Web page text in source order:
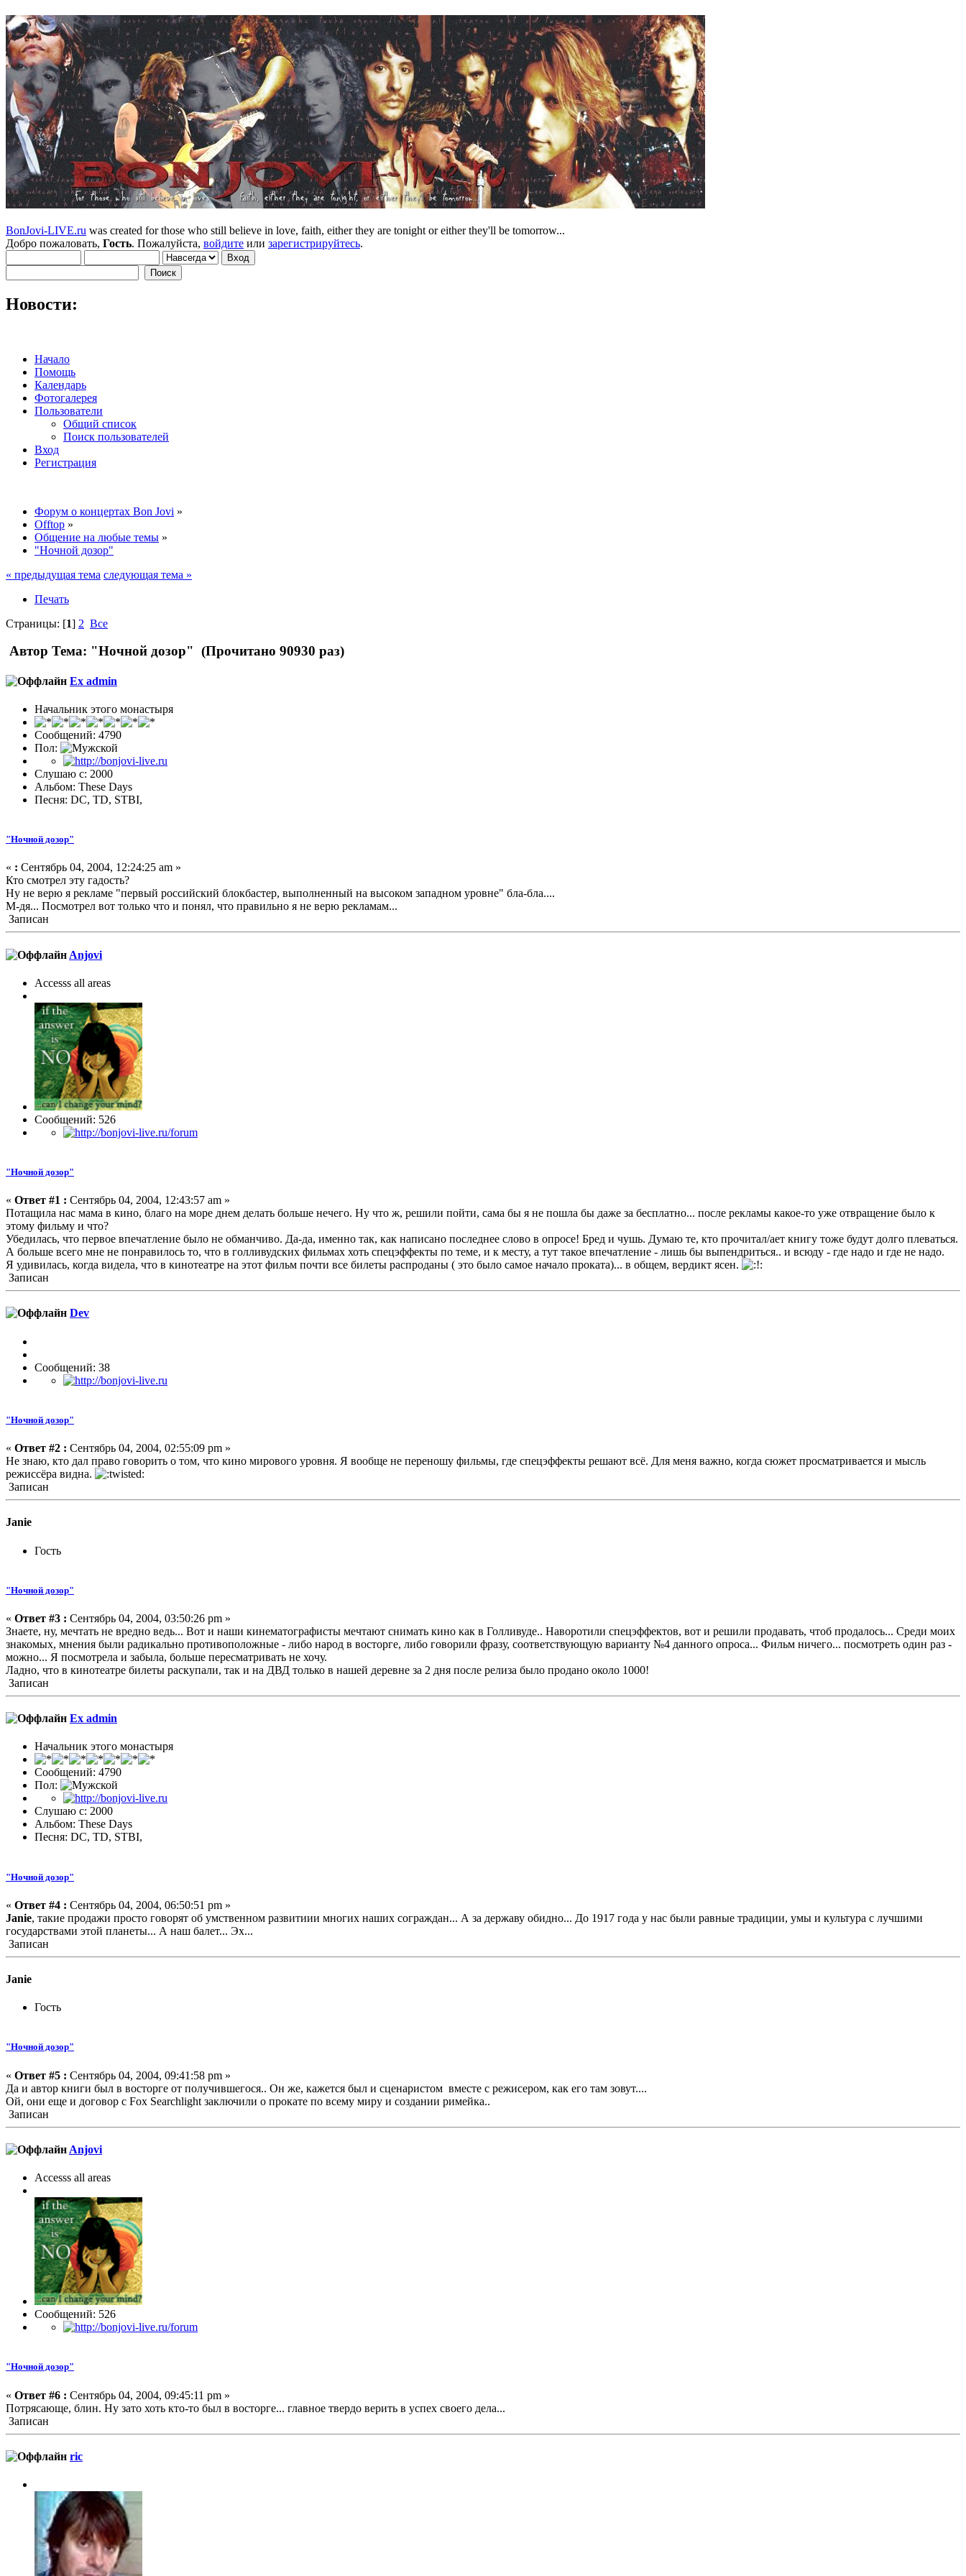
BonJovi-LIVE.ru was created for those who still believe in love, faith, either they are tonight or either they'll be tomorrow...
Добро пожаловать, Гость. Пожалуйста, войдите или зарегистрируйтесь.
Новости:
Начало
Помощь
Календарь
Фотогалерея
Пользователи
Общий список
Поиск пользователей
Вход
Регистрация
Форум о концертах Bon Jovi »
Offtop »
Общение на любые темы »
"Ночной дозор"
« предыдущая тема следующая тема »
Печать
Страницы: [1] 2 Все
Автор Тема: "Ночной дозор" (Прочитано 90930 раз)
Ex admin
Начальник этого монастыря
Сообщений: 4790
Пол:
Слушаю с: 2000
Альбом: These Days
Песня: DC, TD, STBI,
"Ночной дозор"
« : Сентябрь 04, 2004, 12:24:25 am »
Кто смотрел эту гадость?
Ну не верю я рекламе "первый российский блокбастер, выполненный на высоком западном уровне" бла-бла....
М-дя... Посмотрел вот только что и понял, что правильно я не верю рекламам...
Записан
Anjovi
Accesss all areas
Сообщений: 526
"Ночной дозор"
« Ответ #1 : Сентябрь 04, 2004, 12:43:57 am »
Потащила нас мама в кино, благо на море днем делать больше нечего. Ну что ж, решили пойти, сама бы я не пошла бы даже за бесплатно... после рекламы какое-то уже отвращение было к
этому фильму и что?
Убедилась, что первое впечатление было не обманчиво. Да-да, именно так, как написано последнее слово в опросе! Бред и чушь. Думаю те, кто прочитал/ает книгу тоже будут долго плеваться.
А больше всего мне не понравилось то, что в голливудских фильмах хоть спецэффекты по теме, и к месту, а тут такое впечатление - лишь бы выпендриться.. и всюду - где надо и где не надо.
Я удивилась, когда видела, что в кинотеатре на этот фильм почти все билеты распроданы ( это было самое начало проката)... в общем, вердикт ясен.
Записан
Dev
Сообщений: 38
"Ночной дозор"
« Ответ #2 : Сентябрь 04, 2004, 02:55:09 pm »
Не знаю, кто дал право говорить о том, что кино мирового уровня. Я вообще не переношу фильмы, где спецэффекты решают всё. Для меня важно, когда сюжет просматривается и мысль
режиссёра видна.
Записан
Janie
Гость
"Ночной дозор"
« Ответ #3 : Сентябрь 04, 2004, 03:50:26 pm »
Знаете, ну, мечтать не вредно ведь... Вот и наши кинематографисты мечтают снимать кино как в Голливуде.. Наворотили спецэффектов, вот и решили продавать, чтоб продалось... Среди моих
знакомых, мнения были радикально противоположные - либо народ в восторге, либо говорили фразу, соответствующую варианту №4 данного опроса... Фильм ничего... посмотреть один раз -
можно... Я посмотрела и забыла, больше пересматривать не хочу.
Ладно, что в кинотеатре билеты раскупали, так и на ДВД только в нашей деревне за 2 дня после релиза было продано около 1000!
Записан
Ex admin
Начальник этого монастыря
Сообщений: 4790
Пол:
Слушаю с: 2000
Альбом: These Days
Песня: DC, TD, STBI,
"Ночной дозор"
« Ответ #4 : Сентябрь 04, 2004, 06:50:51 pm »
Janie, такие продажи просто говорят об умственном развитиии многих наших сограждан... А за державу обидно... До 1917 года у нас были равные традиции, умы и культура с лучшими
государствами этой планеты... А наш балет... Эх...
Записан
Janie
Гость
"Ночной дозор"
« Ответ #5 : Сентябрь 04, 2004, 09:41:58 pm »
Да и автор книги был в восторге от получившегося.. Он же, кажется был и сценаристом вместе с режисером, как его там зовут....
Ой, они еще и договор с Fox Searchlight заключили о прокате по всему миру и создании римейка..
Записан
Anjovi
Accesss all areas
Сообщений: 526
"Ночной дозор"
« Ответ #6 : Сентябрь 04, 2004, 09:45:11 pm »
Потрясающе, блин. Ну зато хоть кто-то был в восторге... главное твердо верить в успех своего дела...
Записан
ric